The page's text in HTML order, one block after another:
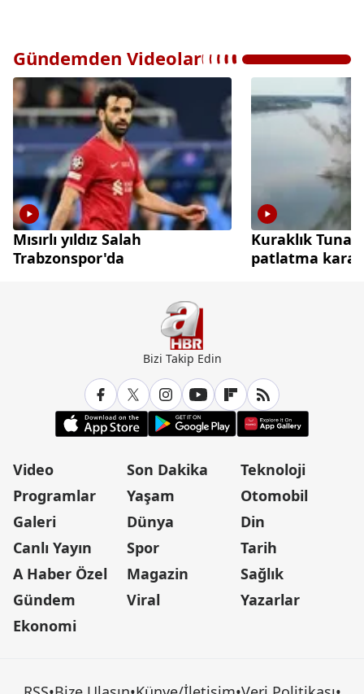
Gündemden Videolar
Mısırlı yıldız Salah
Trabzonspor'da
Kuraklık Tuna
patlatma
Bizi Takip Edin
Video
Programlar
Galeri
Canlı Yayın
A Haber Özel
Gündem
Ekonomi
Son Dakika
Yaşam
Dünya
Spor
Magazin
Viral
Teknoloji
Otomobil
Din
Tarih
Sağlık
Yazarlar